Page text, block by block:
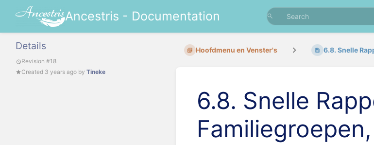
Ancestris - Documentation
Details
Revision #18
Created 3 years ago by Tineke
Hoofdmenu en Venster's 6.8. Snelle
6.8. Snelle